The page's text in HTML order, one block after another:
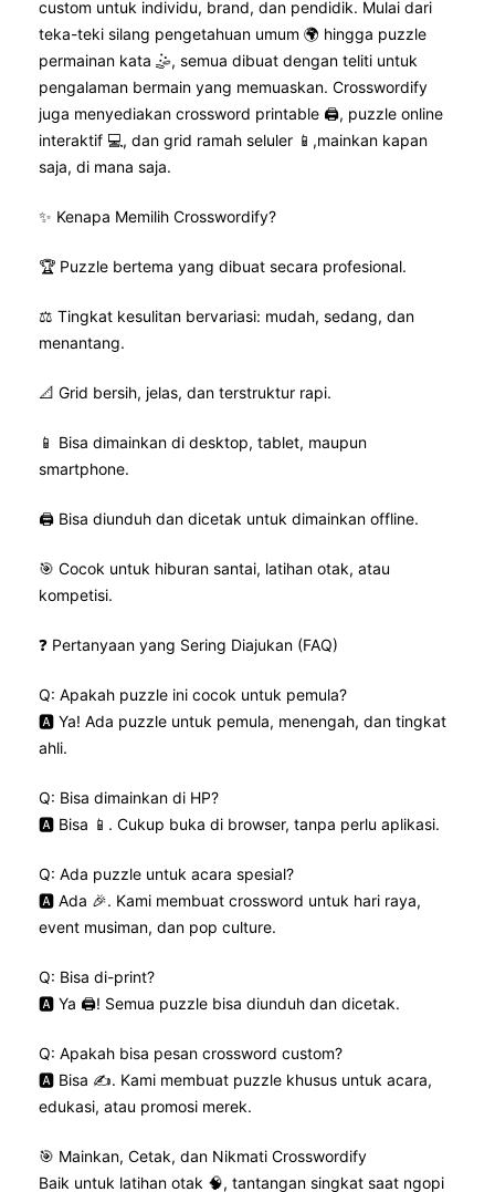
custom untuk individu, brand, dan pendidik. Mulai dari
teka-teki silang pengetahuan umum 🌍 hingga puzzle
permainan kata 🤹, semua dibuat dengan teliti untuk
pengalaman bermain yang memuaskan. Crosswordify
juga menyediakan crossword printable 🖨️, puzzle online
interaktif 💻, dan grid ramah seluler 📱,mainkan kapan
saja, di mana saja.
✨ Kenapa Memilih Crosswordify?
🏆 Puzzle bertema yang dibuat secara profesional.
⚖️ Tingkat kesulitan bervariasi: mudah, sedang, dan
menantang.
📐 Grid bersih, jelas, dan terstruktur rapi.
📱 Bisa dimainkan di desktop, tablet, maupun
smartphone.
🖨️ Bisa diunduh dan dicetak untuk dimainkan offline.
🎯 Cocok untuk hiburan santai, latihan otak, atau
kompetisi.
❓ Pertanyaan yang Sering Diajukan (FAQ)
Q: Apakah puzzle ini cocok untuk pemula?
🅰️ Ya! Ada puzzle untuk pemula, menengah, dan tingkat
ahli.
Q: Bisa dimainkan di HP?
🅰️ Bisa 📱. Cukup buka di browser, tanpa perlu aplikasi.
Q: Ada puzzle untuk acara spesial?
🅰️ Ada 🎉. Kami membuat crossword untuk hari raya,
event musiman, dan pop culture.
Q: Bisa di-print?
🅰️ Ya 🖨️! Semua puzzle bisa diunduh dan dicetak.
Q: Apakah bisa pesan crossword custom?
🅰️ Bisa ✍️. Kami membuat puzzle khusus untuk acara,
edukasi, atau promosi merek.
🎯 Mainkan, Cetak, dan Nikmati Crosswordify
Baik untuk latihan otak 🧠, tantangan singkat saat ngopi